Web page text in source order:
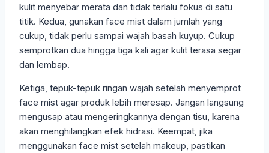
kulit menyebar merata dan tidak terlalu fokus di satu
titik. Kedua, gunakan face mist dalam jumlah yang
cukup, tidak perlu sampai wajah basah kuyup. Cukup
semprotkan dua hingga tiga kali agar kulit terasa segar
dan lembap.
Ketiga, tepuk-tepuk ringan wajah setelah menyemprot
face mist agar produk lebih meresap. Jangan langsung
mengusap atau mengeringkannya dengan tisu, karena
akan menghilangkan efek hidrasi. Keempat, jika
menggunakan face mist setelah makeup, pastikan